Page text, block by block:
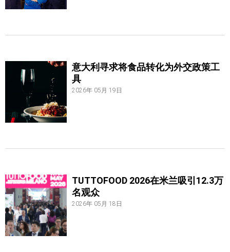
意大利寻求将食品转化为外交政策工
具
2026年 05月 19日
TUTTOFOOD 2026在米兰吸引12.3万
名观众
2026年 05月 18日